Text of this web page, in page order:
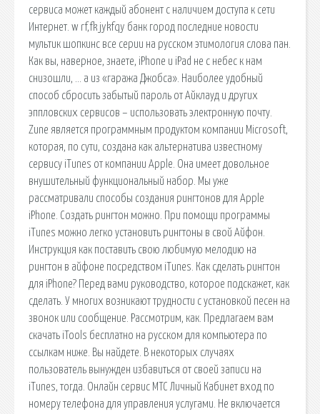
сервиса может каждый абонент с наличием доступа к сети
Интернет. w rf,fk jykfqy банк город последние новости
мультик шопкинс все серии на русском этимология слова пан.
Как вы, наверное, знаете, iPhone и iPad не с небес к нам
снизошли, … а из «гаража Джобса». Наиболее удобный
способ сбросить забытый пароль от Айклауд и других
эппловских сервисов – использовать электронную почту.
Zune является программным продуктом компании Microsoft,
которая, по сути, создана как альтернатива известному
сервису iTunes от компании Apple. Она имеет довольное
внушительный функциональный набор. Мы уже
рассматривали способы создания рингтонов для Apple
iPhone. Создать рингтон можно. При помощи программы
iTunes можно легко установить рингтоны в свой Айфон.
Инструкция как поставить свою любимую мелодию на
рингтон в айфоне посредством iTunes. Как сделать рингтон
для iPhone? Перед вами руководство, которое подскажет, как
сделать. У многих возникают трудности с установкой песен на
звонок или сообщение. Рассмотрим, как. Предлагаем вам
скачать iTools бесплатно на русском для компьютера по
ссылкам ниже. Вы найдете. В некоторых случаях
пользователь вынужден избавиться от своей записи на
iTunes, тогда. Онлайн сервис МТС Личный Кабинет вход по
номеру телефона для управления услугами. Не включается